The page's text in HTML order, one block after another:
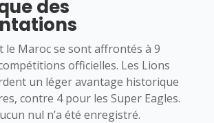
des
le Maroc se sont affrontés à 9
officielles. Les Lions
un léger avantage historique
contre 4 pour les Super Eagles.
nul n’a été enregistré.